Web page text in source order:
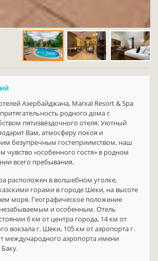
Азербайджана, Marxal Resort & Spa
родного дома с
пятизвёздочного отеля. Уютный
Вам, атмосферу покоя и
безупречным гостеприимством, наш
чувство «особенного гостя» в родном
всего пребывания.
расположен в волшебном уголке,
горами в городе Шеки, на высоте
моря. Географическое положение
незабываемым и особенным. Отель
6 км от центра города, 14 км от
вокзала г. Шеки, 105 км от аэропорта г.
международного аэропорта имени